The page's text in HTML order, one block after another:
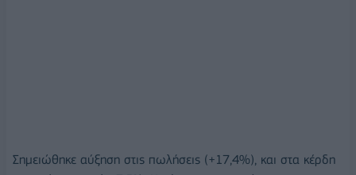
Σημειώθηκε αύξηση στις πωλήσεις (+17,4%), και στα κέρδη